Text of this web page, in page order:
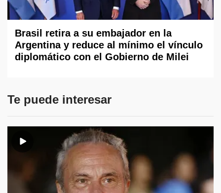
Brasil retira a su embajador en la
Argentina y reduce al mínimo el vínculo
diplomático con el Gobierno de Milei
Te puede interesar